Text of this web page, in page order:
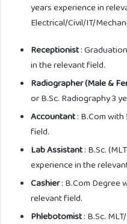
years experience in
Electrical/Civil/IT/
Receptionist:
in the relevant field.
Radiographer (Male &
or B.Sc. Radiography 3
Accountant: B.Com with
field.
Lab Assistant: B.Sc.
experience in the
Cashier: B.Com Degree
relevant field.
Phlebotomist: B.Sc.